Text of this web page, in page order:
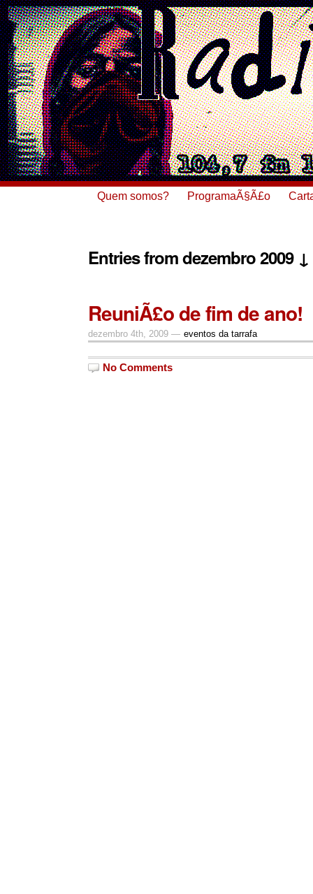
Quem somos? ProgramaÃ§Ã£o
Entries from dezembro 2009 ↓
ReuniÃ£o de fim de ano!
dezembro 4th, 2009 — eventos da tarrafa
No Comments